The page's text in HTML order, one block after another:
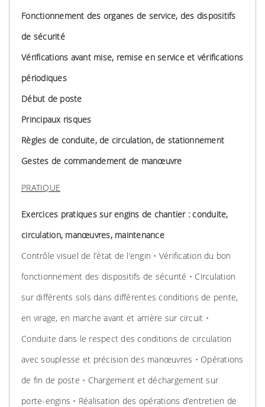
Fonctionnement des organes de service, des dispositifs
de sécurité
Vérifications avant mise, remise en service et vérifications
périodiques
Début de poste
Principaux risques
Règles de conduite, de circulation, de stationnement
Gestes de commandement de manœuvre
PRATIQUE
Exercices pratiques sur engins de chantier : conduite,
circulation, manœuvres, maintenance
Contrôle visuel de l’état de l’engin • Vérification du bon
fonctionnement des dispositifs de sécurité • Circulation
sur différents sols dans différentes conditions de pente,
en virage, en marche avant et arrière sur circuit •
Conduite dans le respect des conditions de circulation
avec souplesse et précision des manœuvres • Opérations
de fin de poste • Chargement et déchargement sur
porte-engins • Réalisation des opérations d’entretien de